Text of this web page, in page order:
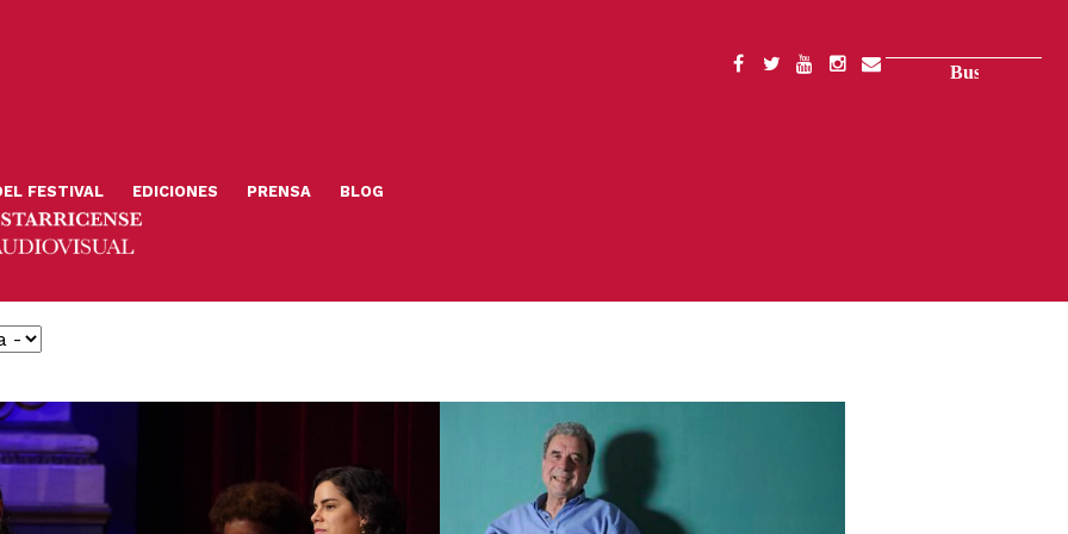
SOCIAL
FESTIVAL EDICIONES PRENSA BLOG